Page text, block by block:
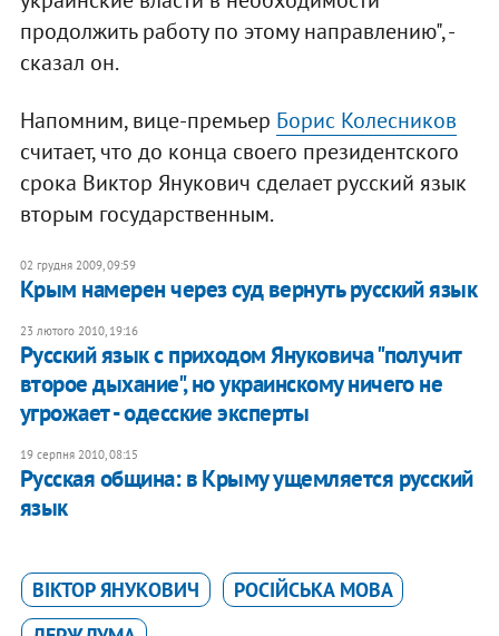
продолжить работу по этому направлению", -
сказал он.
Напомним, вице-премьер Борис Колесников
считает, что до конца своего президентского
срока Виктор Янукович сделает русский язык
вторым государственным.
02 грудня 2009, 09:59
Крым намерен через суд вернуть русский язык
23 лютого 2010, 19:16
Русский язык с приходом Януковича "получит
второе дыхание", но украинскому ничего не
угрожает - одесские эксперты
19 серпня 2010, 08:15
Русская община: в Крыму ущемляется русский
язык
ВІКТОР ЯНУКОВИЧ
РОСІЙСЬКА МОВА